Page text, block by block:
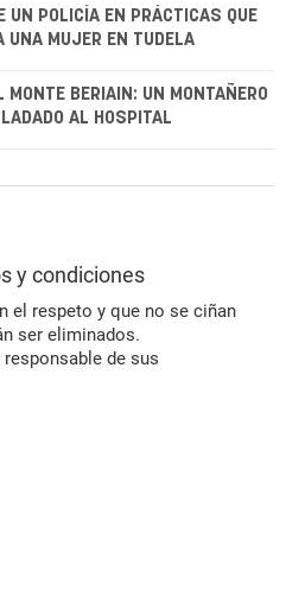
UN POLICÍA EN PRÁCTICAS QUE
UNA MUJER EN TUDELA
MONTE BERIAIN: UN MONTAÑERO
AL HOSPITAL
y condiciones
el respeto y que no se ciñan
ser eliminados.
de sus